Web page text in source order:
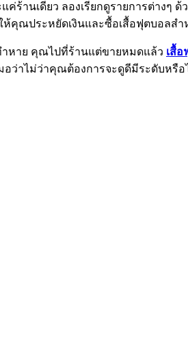
นเดียว ลองเรียกดูรายการต่างๆ ด้
คุณประหยัดเงินและซื้อเสื้อฟุตบอลส
หาย คุณไปที่ร้านแต่ขายหมดแล้ว เสื้
ว่าไม่ว่าคุณต้องการจะดูดีมีระดับหรื